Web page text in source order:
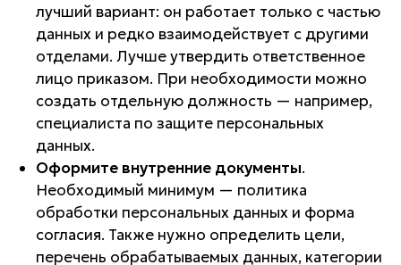
лучший вариант: он работает только с частью
данных и редко взаимодействует с другими
отделами. Лучше утвердить ответственное
лицо приказом. При необходимости можно
создать отдельную должность — например,
специалиста по защите персональных
данных.
Оформите внутренние документы.
Необходимый минимум — политика
обработки персональных данных и форма
согласия. Также нужно определить цели,
перечень обрабатываемых данных, категории